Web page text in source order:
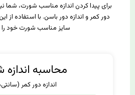
برای پیدا کردن اندازه مناسب شورت، شما
دور کمر و اندازه دور باسن. با استفاده
سایز مناسب شورت خود را
محاسبه
اندازه دور کمر